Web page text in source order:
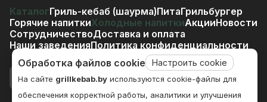
Обработка файлов cookie Настроить cookie
На сайте grillkebab.by используются cookie-файлы для
обеспечения корректной работы, аналитики и улучшения
КаталогГриль-кебаб (шаурма)ПитаГрильбургер
Горячие напиткиХолодные напиткиАкцииНовости
СотрудничествоДоставка и оплата
Наши заведенияПолитика конфиденциальности